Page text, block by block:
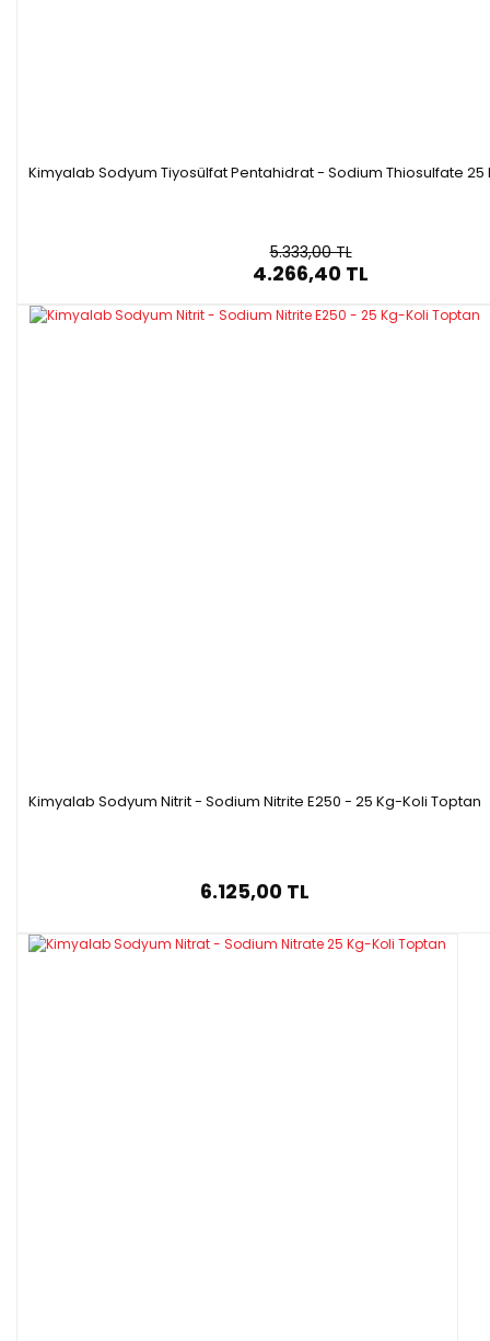
Kimyalab Sodyum Tiyosülfat Pentahidrat - Sodium Thiosulfate 25
5.333,00 TL
4.266,40 TL
Kimyalab Sodyum Nitrit - Sodium Nitrite E250 - 25 Kg-Koli Toptan
6.125,00 TL